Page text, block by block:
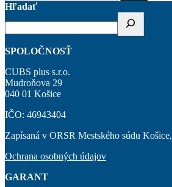
Hľadať
SPOLOČNOSŤ
CUBS plus s.r.o.
Mudroňova 29
040 01 Košice
IČO: 46943404
Zapísaná v ORSR Mestského súdu
Ochrana osobných údajov
GARANT